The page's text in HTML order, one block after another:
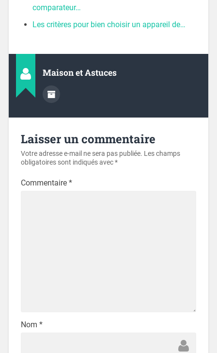
comparateur…
Les critères pour bien choisir un appareil de…
Maison et Astuces
Laisser un commentaire
Votre adresse e-mail ne sera pas publiée. Les champs
obligatoires sont indiqués avec*
Commentaire *
Nom *